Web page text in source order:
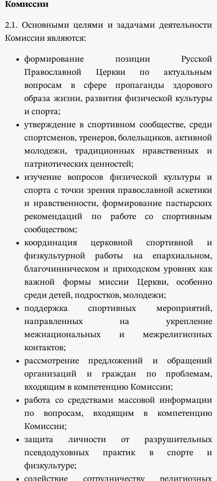
Комиссии
2.1. Основными целями и задачами деятельности
Комиссии являются:
формирование позиции Русской
Православной Церкви по актуальным
вопросам в сфере пропаганды здорового
образа жизни, развития физической культуры
и спорта;
утверждение в спортивном сообществе, среди
спортсменов, тренеров, болельщиков, активной
молодежи, традиционных нравственных и
патриотических ценностей;
изучение вопросов физической культуры и
спорта с точки зрения православной аскетики
и нравственности, формирование пастырских
рекомендаций по работе со спортивным
сообществом;
координация церковной спортивной и
физкультурной работы на епархиальном,
благочинническом и приходском уровнях как
важной формы миссии Церкви, особенно
среди детей, подростков, молодежи;
поддержка спортивных мероприятий,
направленных на укрепление
межнациональных и межрелигиозных
контактов;
рассмотрение предложений и обращений
организаций и граждан по проблемам,
входящим в компетенцию Комиссии;
работа со средствами массовой информации
по вопросам, входящим в компетенцию
Комиссии;
защита личности от разрушительных
псевдодуховных практик в спорте и
физкультуре;
содействие сотрудничеству религиозных